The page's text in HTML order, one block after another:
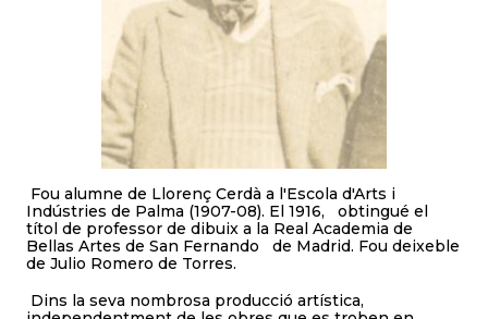
Fou alumne de Llorenç Cerdà a l'Escola d'Arts i
Indústries de Palma (1907-08). El 1916, obtingué el
títol de professor de dibuix a la Real Academia de
Bellas Artes de San Fernando de Madrid. Fou deixeble
de Julio Romero de Torres.
Dins la seva nombrosa producció artística,